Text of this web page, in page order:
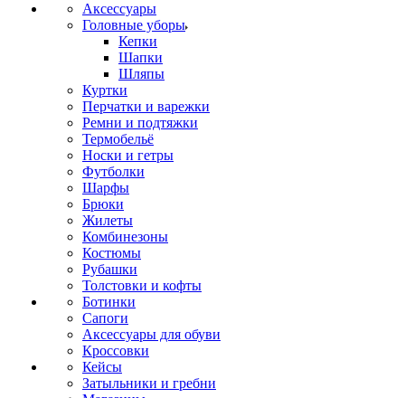
Аксессуары
Головные уборы
Кепки
Шапки
Шляпы
Куртки
Перчатки и варежки
Ремни и подтяжки
Термобельё
Носки и гетры
Футболки
Шарфы
Брюки
Жилеты
Комбинезоны
Костюмы
Рубашки
Толстовки и кофты
Ботинки
Сапоги
Аксессуары для обуви
Кроссовки
Кейсы
Затыльники и гребни